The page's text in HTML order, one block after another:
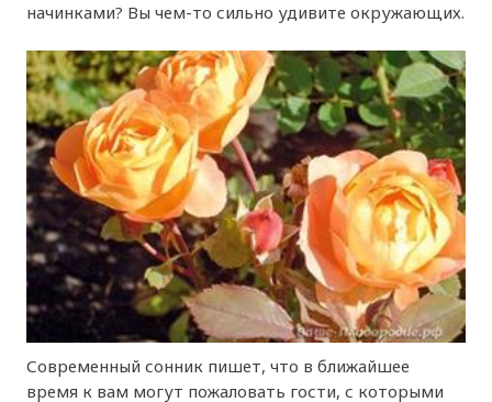
начинками? Вы чем-то сильно удивите окружающих.
Современный сонник пишет, что в ближайшее
время к вам могут пожаловать гости, с которыми